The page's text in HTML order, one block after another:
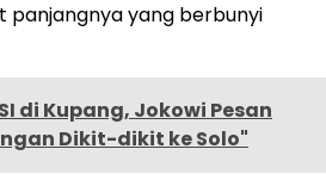
panjangnya yang berbunyi
di Kupang, Jokowi Pesan
Dikit-dikit ke Solo"